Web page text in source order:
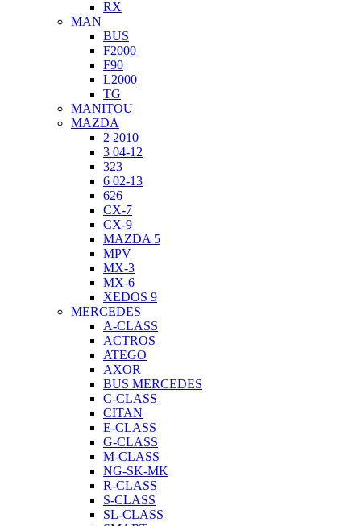
RX
MAN
BUS
F2000
F90
L2000
TG
MANITOU
MAZDA
2 2010
3 04-12
323
6 02-13
626
CX-7
CX-9
MAZDA 5
MPV
MX-3
MX-6
XEDOS 9
MERCEDES
A-CLASS
ACTROS
ATEGO
AXOR
BUS MERCEDES
C-CLASS
CITAN
E-CLASS
G-CLASS
M-CLASS
NG-SK-MK
R-CLASS
S-CLASS
SL-CLASS